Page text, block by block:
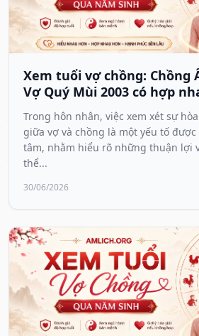
Xem tuổi vợ chồng: Chồng
Vợ Quý Mùi 2003 có hợp
Trong hôn nhân, việc xem xét sự
giữa vợ và chồng là một yếu tố
tâm, nhằm hiểu rõ những thuận lợi
thể...
30/06/2026